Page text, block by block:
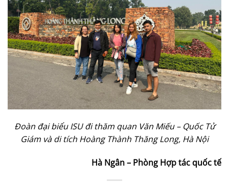
Đoàn đại biểu ISU đi thăm quan Văn Miếu – Quốc Tử
Giám và di tích Hoàng Thành Thăng Long, Hà Nội
Hà Ngân – Phòng Hợp tác quốc tế